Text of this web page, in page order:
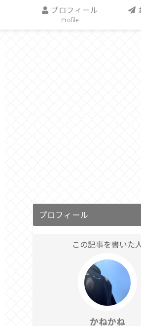
プロフィール
Profile
プロフィール
この記事を書いた人
かねかね